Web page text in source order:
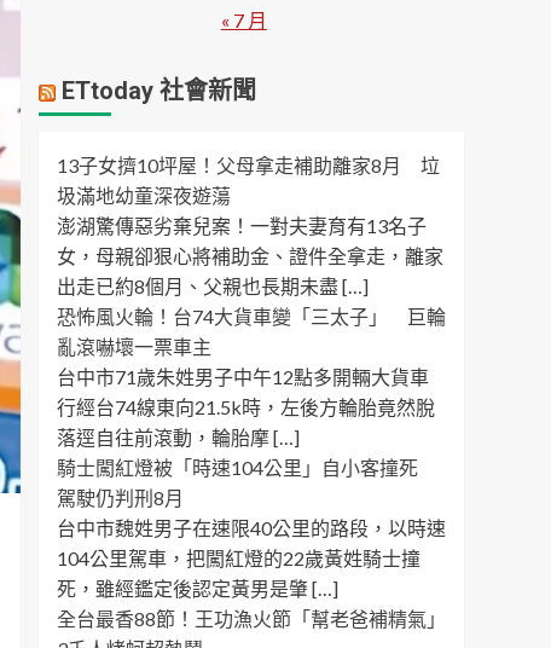
« 7 月
ETtoday 社會新聞
13子女擠10坪屋！父母拿走補助離家8月 垃
圾滿地幼童深夜遊蕩
澎湖驚傳惡劣棄兒案！一對夫妻育有13名子
女，母親卻狠心將補助金、證件全拿走，離家
出走已約8個月、父親也長期未盡 […]
恐怖風火輪！台74大貨車變「三太子」 巨輪
亂滾嚇壞一票車主
台中市71歲朱姓男子中午12點多開輛大貨車
行經台74線東向21.5k時，左後方輪胎竟然脫
落逕自往前滾動，輪胎摩 […]
騎士闖紅燈被「時速104公里」自小客撞死
駕駛仍判刑8月
台中市魏姓男子在速限40公里的路段，以時速
104公里駕車，把闖紅燈的22歲黃姓騎士撞
死，雖經鑑定後認定黃男是肇 […]
全台最香88節！王功漁火節「幫老爸補精氣」